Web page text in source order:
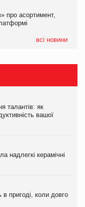
про асортимент,
всі новини
про асортимент,
талантів: як
вашої
надлегкі керамічні
в пригоді, коли довго